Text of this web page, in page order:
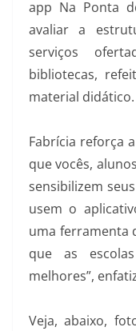
app Na Ponta
avaliar a
serviços
bibliotecas,
material didático.
Fabrícia reforça
que vocês,
sensibilizem
usem o
uma ferramenta
que as
melhores”,
Veja, abaixo,